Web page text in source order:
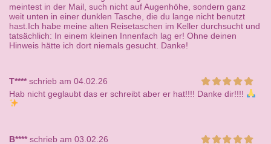
meintest in der Mail, such nicht auf Augenhöhe, sondern ganz
weit unten in einer dunklen Tasche, die du lange nicht benutzt
hast.Ich habe meine alten Reisetaschen im Keller durchsucht und
tatsächlich: In einem kleinen Innenfach lag er! Ohne deinen
Hinweis hätte ich dort niemals gesucht. Danke!
T****schrieb am 04.02.26
Hab nicht geglaubt das er schreibt aber er hat!!!! Danke dir!!!!
B****schrieb am 03.02.26